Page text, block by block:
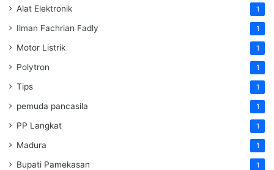
Alat Elektronik 1
Ilman Fachrian Fadly 1
Motor Listrik 1
Polytron 1
Tips 1
pemuda pancasila 1
PP Langkat 1
Madura 1
Bupati Pamekasan 1